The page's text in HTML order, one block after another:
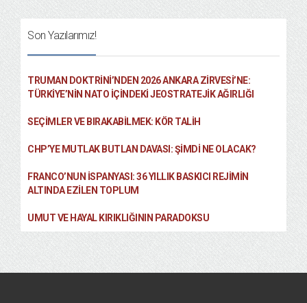
Son Yazılarımız!
TRUMAN DOKTRINI’NDEN 2026 ANKARA ZIRVESI’NE:
TÜRKIYE’NIN NATO İÇINDEKI JEOSTRATEJIK AĞIRLIĞI
SEÇIMLER VE BIRAKABILMEK: KÖR TALIH
CHP’YE MUTLAK BUTLAN DAVASI: ŞİMDİ NE OLACAK?
FRANCO’NUN İSPANYASI: 36 YILLIK BASKICI REJIMIN
ALTINDA EZILEN TOPLUM
UMUT VE HAYAL KIRIKLIĞININ PARADOKSU